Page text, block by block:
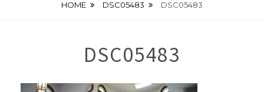
HOME DSC05483 DSC05483
DSC05483